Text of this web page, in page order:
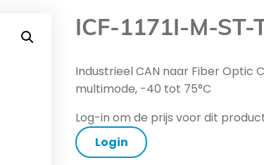
ICF-1171I-M-ST-
Industrieel CAN naar Fiber Optic
multimode, -40 tot 75°C
Log-in om de prijs voor dit
Login